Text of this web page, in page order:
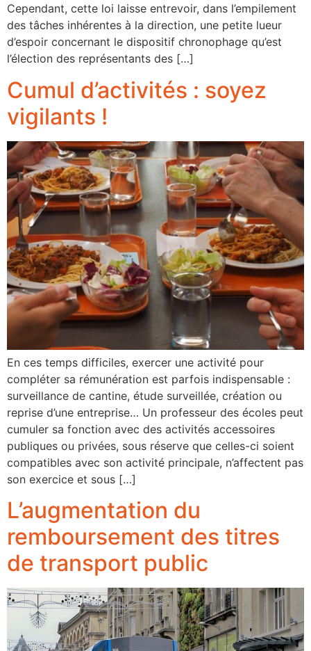
Cependant, cette loi laisse entrevoir, dans l’empilement
des tâches inhérentes à la direction, une petite lueur
d’espoir concernant le dispositif chronophage qu’est
l’élection des représentants des […]
Cumul d’activités : soyez
vigilants !
En ces temps difficiles, exercer une activité pour
compléter sa rémunération est parfois indispensable :
surveillance de cantine, étude surveillée, création ou
reprise d’une entreprise… Un professeur des écoles peut
cumuler sa fonction avec des activités accessoires
publiques ou privées, sous réserve que celles-ci soient
compatibles avec son activité principale, n’affectent pas
son exercice et sous […]
L’augmentation du
remboursement des titres
de transport public